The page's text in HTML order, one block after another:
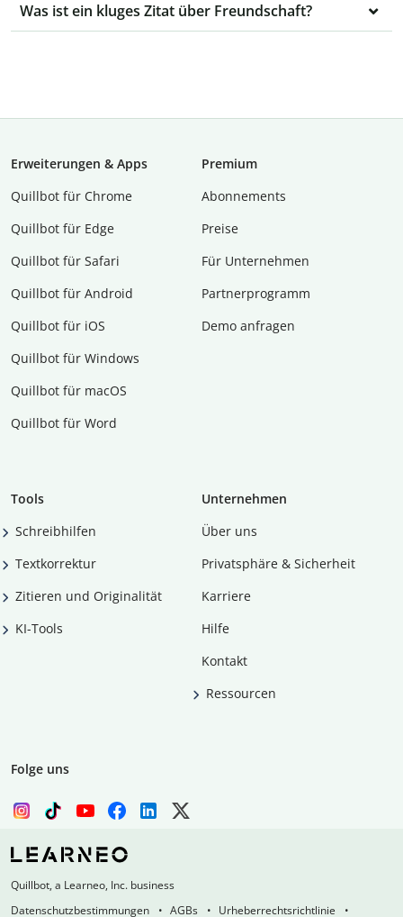
Was ist ein kluges Zitat über Freundschaft?
Erweiterungen & Apps
Quillbot für Chrome
Quillbot für Edge
Quillbot für Safari
Quillbot für Android
Quillbot für iOS
Quillbot für Windows
Quillbot für macOS
Quillbot für Word
Premium
Abon­ne­ments
Preise
Für Unternehmen
Partnerprogramm
Demo anfragen
Tools
Schreibhilfen
Textkorrektur
Zitieren und Originalität
KI-Tools
Unternehmen
Über uns
Privatsphäre & Sicherheit
Karriere
Hilfe
Kontakt
Ressourcen
Folge uns
Quillbot, a Learneo, Inc. business
Datenschutzbestimmungen
AGBs Urheberrechtsrichtlinie